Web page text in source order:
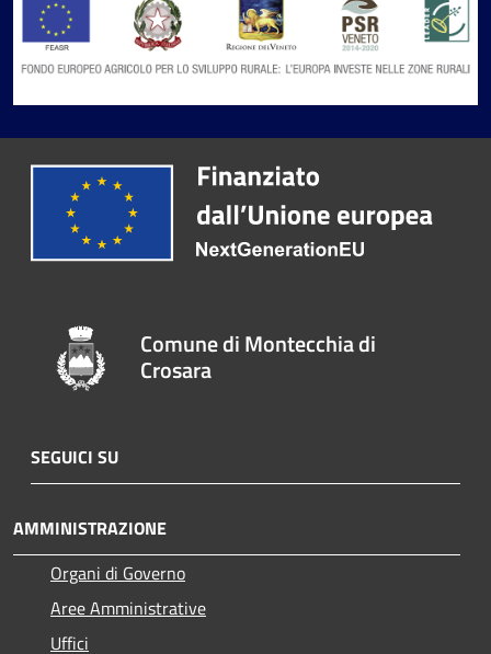
Comune di Montecchia di
Crosara
SEGUICI SU
AMMINISTRAZIONE
Organi di Governo
Aree Amministrative
Uffici